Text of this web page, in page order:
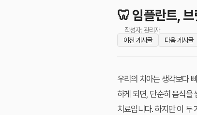
🦷 임플란트,
작성자: 관리자
이전 게시글
다음 게시글
우리의 치아는 생각보다
하게 되면, 단순히 음식을
치료입니다. 하지만 이 두